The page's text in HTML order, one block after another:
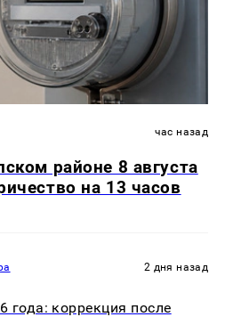
час назад
районе 8 августа
на 13 часов
2 дня назад
года: коррекция после